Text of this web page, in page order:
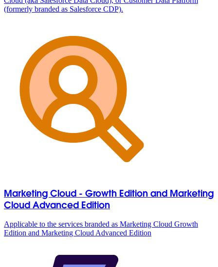
(formerly branded as Salesforce CDP).
Marketing Cloud - Growth Edition and Marketing
Cloud Advanced Edition
Applicable to the services branded as Marketing Cloud Growth
Edition and Marketing Cloud Advanced Edition